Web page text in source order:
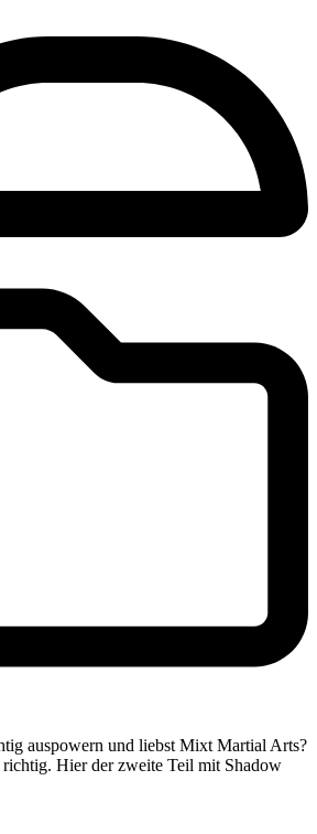
auspowern und liebst Mixt Martial Arts?
Hier der zweite Teil mit Shadow